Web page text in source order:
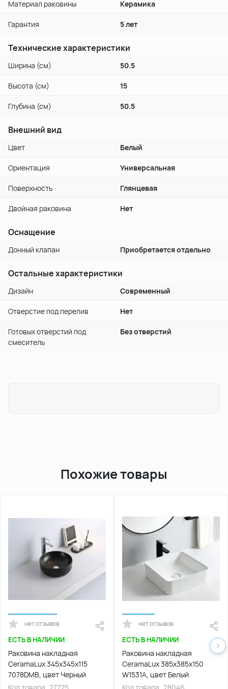
Материал раковины Керамика
Гарантия 5 лет
Технические характеристики
Ширина (см) 50.5
Высота (см) 15
Глубина (см) 50.5
Внешний вид
Цвет Белый
Ориентация Универсальная
Поверхность Глянцевая
Двойная раковина Нет
Оснащение
Донный клапан Приобретается отдельно
Остальные характеристики
Дизайн Современный
Отверстие под перелив Нет
Готовых отверстий под
смеситель
Без отверстий
Похожие товары
нет отзывов
ЕСТЬ В НАЛИЧИИ
Раковина накладная
CeramaLux 345х345х115
7078DMB, цвет Черный
нет отзывов
ЕСТЬ В НАЛИЧИИ
Раковина накладная
CeramaLux 385х385х150
W1531А, цвет Белый